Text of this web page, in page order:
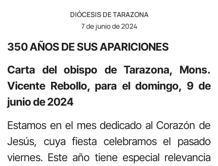
DIÓCESIS DE TARAZONA
7 de junio de 2024
350 AÑOS DE SUS APARICIONES
Carta del obispo de Tarazona, Mons.
Vicente Rebollo, para el domingo, 9 de
junio de 2024
Estamos en el mes dedicado al Corazón de
Jesús, cuya fiesta celebramos el pasado
viernes. Este año tiene especial relevancia